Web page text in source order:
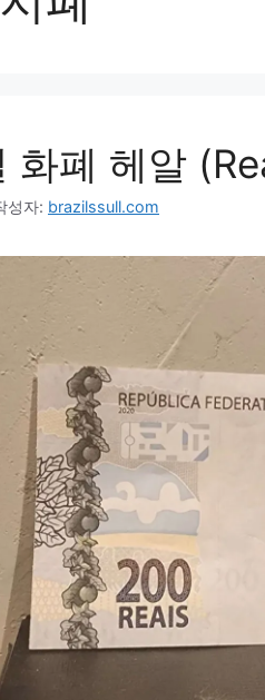
화폐 헤알
성자: brazilssull.com